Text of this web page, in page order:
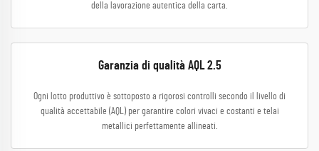
della lavorazione autentica della carta.
Garanzia di qualità AQL 2.5
Ogni lotto produttivo è sottoposto a rigorosi controlli secondo il livello di
qualità accettabile (AQL) per garantire colori vivaci e costanti e telai
metallici perfettamente allineati.